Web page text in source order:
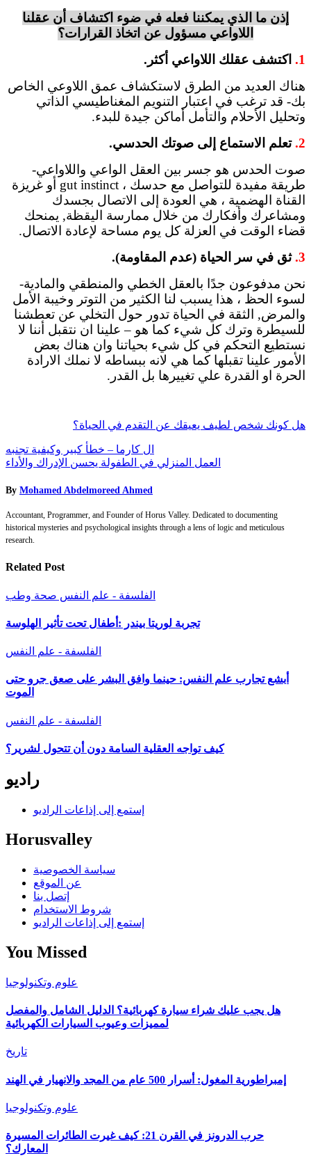
إذن ما الذي يمكننا فعله في ضوء اكتشاف أن عقلنا
اللاواعي مسؤول عن اتخاذ القرارات؟
1.
اكتشف عقلك اللاواعي أكثر.
هناك العديد من الطرق لاستكشاف عمق اللاوعي الخاص
بك- قد ترغب في اعتبار التنويم المغناطيسي الذاتي
وتحليل الأحلام والتأمل أماكن جيدة للبدء.
2. تعلم الاستماع إلى صوتك الحدسي.
صوت الحدس هو جسر بين العقل الواعي واللاواعي-
طريقة مفيدة للتواصل مع حدسك ، gut instinct أو غريزة
القناة الهضمية ، هي العودة إلى الاتصال بجسدك
ومشاعرك وأفكارك من خلال ممارسة اليقظة, يمنحك
قضاء الوقت في العزلة كل يوم مساحة لإعادة الاتصال.
3. ثق في سر الحياة (عدم المقاومة).
نحن مدفوعون جدًا بالعقل الخطي والمنطقي والمادية-
لسوء الحظ ، هذا يسبب لنا الكثير من التوتر وخيبة الأمل
والمرض, الثقة في الحياة تدور حول التخلي عن تعطشنا
للسيطرة وترك كل شيء كما هو – علينا ان نتقبل أننا لا
نستطيع التحكم في كل شيء بحياتنا وان هناك بعض
الأمور علينا تقبلها كما هي لانه ببساطه لا نملك الارادة
الحرة او القدرة علي تغييرها بل القدر.
هل كونك شخص لطيف يعيقك عن التقدم في الحياة؟
Post
navigation
ال كارما – خطأ كبير وكيفية تجنبه
العمل المنزلي في الطفولة يحسن الإدراك والأداء
By Mohamed Abdelmoreed Ahmed
Accountant, Programmer, and Founder of Horus Valley. Dedicated to documenting
historical mysteries and psychological insights through a lens of logic and meticulous
research.
Related Post
الفلسفة - علم النفس صحة وطب
تجربة لوريتا بيندر :أطفال تحت تأثير الهلوسة
الفلسفة - علم النفس
أبشع تجارب علم النفس: حينما وافق البشر على صعق جرو حتى
الموت
الفلسفة - علم النفس
كيف تواجه العقلية السامة دون أن تتحول لشرير؟
راديو
إستمع إلى إذاعات الراديو
Horusvalley
سياسة الخصوصية
عن الموقع
إتصل بنا
شروط الاستخدام
إستمع إلى إذاعات الراديو
You Missed
علوم وتكنولوجيا
هل يجب عليك شراء سيارة كهربائية؟ الدليل الشامل والمفصل
لمميزات وعيوب السيارات الكهربائية
تاريخ
إمبراطورية المغول: أسرار 500 عام من المجد والانهيار في الهند
علوم وتكنولوجيا
حرب الدرونز في القرن 21: كيف غيرت الطائرات المسيرة
المعارك؟